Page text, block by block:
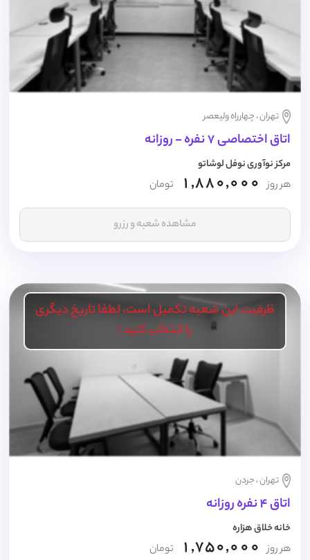
تهران ، چهارراه ولیعصر
اتاق اختصاصی 7 نفره - روزانه
مرکز نوآوری نوفل لوشاتو
هر روز 1,880,000 تومان
مشاهده شعبه و رزرو
ظرفیت این شعبه تکمیل است، لطفا تاریخ دیگری
را انتخاب کنید !
تهران ، جردن
اتاق 4 نفره روزانه
خانه خلاق هزاره
هر روز 1,750,000 تومان